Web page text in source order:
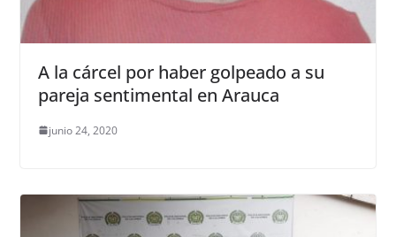
A la cárcel por haber golpeado a su
pareja sentimental en Arauca
junio 24, 2020